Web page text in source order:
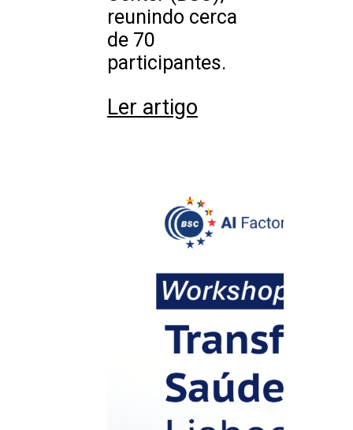
reunindo cerca
de 70
participantes.
Ler artigo